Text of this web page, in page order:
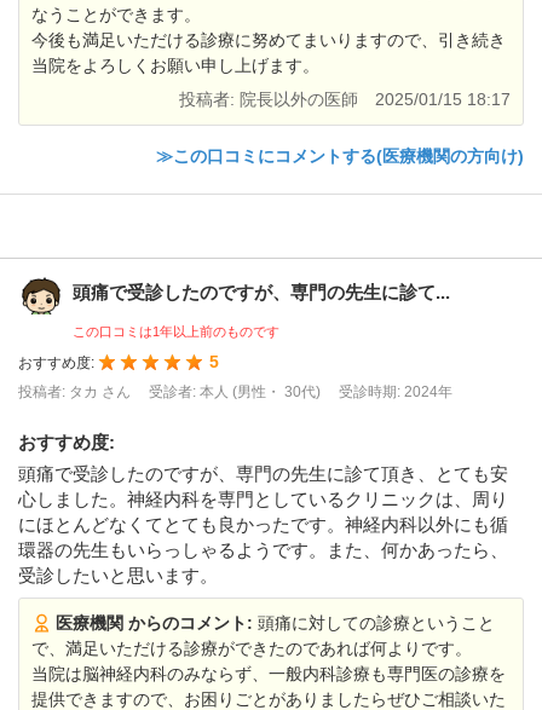
なうことができます。
今後も満足いただける診療に努めてまいりますので、引き続き
当院をよろしくお願い申し上げます。
投稿者: 院長以外の医師
2025/01/15 18:17
≫この口コミにコメントする(医療機関の方向け)
頭痛で受診したのですが、専門の先生に診て...
この口コミは1年以上前のものです
おすすめ度: 5
投稿者: タカ さん 受診者: 本人 (男性・ 30代) 受診時期: 2024年
おすすめ度:
頭痛で受診したのですが、専門の先生に診て頂き、とても安
心しました。神経内科を専門としているクリニックは、周り
にほとんどなくてとても良かったです。神経内科以外にも循
環器の先生もいらっしゃるようです。また、何かあったら、
受診したいと思います。
医療機関 からのコメント: 頭痛に対しての診療ということ
で、満足いただける診療ができたのであれば何よりです。
当院は脳神経内科のみならず、一般内科診療も専門医の診療を
提供できますので、お困りごとがありましたらぜひご相談いた